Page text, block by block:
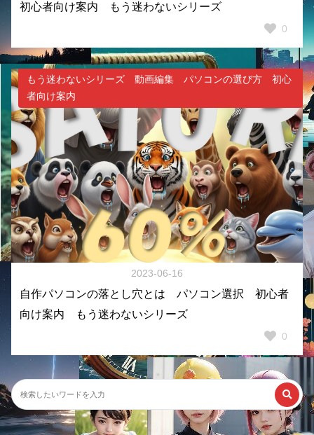
初心者向け案内 もう迷わないシリーズ
0
もう迷わないシリーズ 動画編集 パソコンの選び方 初心
者向け案内
2023-06-16
自作パソコンの落とし穴とは パソコン選択 初心者
向け案内 もう迷わないシリーズ
0